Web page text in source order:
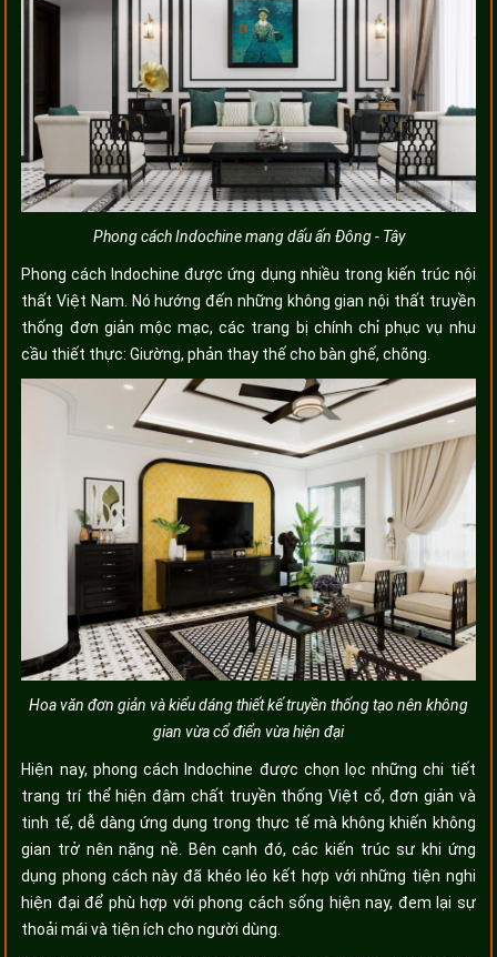
Phong cách Indochine mang dấu ấn Đông - Tây
Phong cách Indochine được ứng dụng nhiều trong kiến trúc nội
thất Việt Nam. Nó hướng đến những không gian nội thất truyền
thống đơn giản mộc mạc, các trang bị chính chỉ phục vụ nhu
cầu thiết thực: Giường, phản thay thế cho bàn ghế, chõng.
Hoa văn đơn giản và kiểu dáng thiết kế truyền thống tạo nên không
gian vừa cổ điển vừa hiện đại
Hiện nay, phong cách Indochine được chọn lọc những chi tiết
trang trí thể hiện đậm chất truyền thống Việt cổ, đơn giản và
tinh tế, dễ dàng ứng dụng trong thực tế mà không khiến không
gian trở nên nặng nề. Bên cạnh đó, các kiến trúc sư khi ứng
dụng phong cách này đã khéo léo kết hợp với những tiện nghi
hiện đại để phù hợp với phong cách sống hiện nay, đem lại sự
thoải mái và tiện ích cho người dùng.